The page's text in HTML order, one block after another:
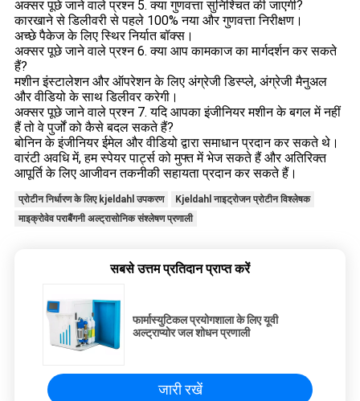
अक्सर पूछे जाने वाले प्रश्न 5. क्या गुणवत्ता सुनिश्चित की जाएगी?
कारखाने से डिलीवरी से पहले 100% नया और गुणवत्ता निरीक्षण।
अच्छे पैकेज के लिए स्थिर निर्यात बॉक्स।
अक्सर पूछे जाने वाले प्रश्न 6. क्या आप कामकाज का मार्गदर्शन कर सकते
हैं?
मशीन इंस्टालेशन और ऑपरेशन के लिए अंग्रेजी डिस्प्ले, अंग्रेजी मैनुअल
और वीडियो के साथ डिलीवर करेगी।
अक्सर पूछे जाने वाले प्रश्न 7. यदि आपका इंजीनियर मशीन के बगल में नहीं
हैं तो वे पुर्जों को कैसे बदल सकते हैं?
बोनिन के इंजीनियर ईमेल और वीडियो द्वारा समाधान प्रदान कर सकते थे।
वारंटी अवधि में, हम स्पेयर पार्ट्स को मुफ्त में भेज सकते हैं और अतिरिक्त
आपूर्ति के लिए आजीवन तकनीकी सहायता प्रदान कर सकते हैं।
प्रोटीन निर्धारण के लिए kjeldahl उपकरण
Kjeldahl नाइट्रोजन प्रोटीन विश्लेषक
माइक्रोवेव पराबैंगनी अल्ट्रासोनिक संश्लेषण प्रणाली
सबसे उत्तम प्रतिदान प्राप्त करें
फार्मास्युटिकल प्रयोगशाला के लिए यूवी
अल्ट्राप्योर जल शोधन प्रणाली
जारी रखें